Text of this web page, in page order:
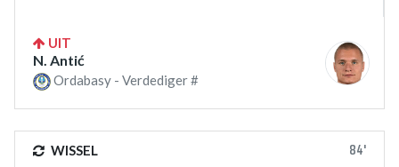
UIT
N. Antić
Ordabasy - Verdediger #
WISSEL 84'